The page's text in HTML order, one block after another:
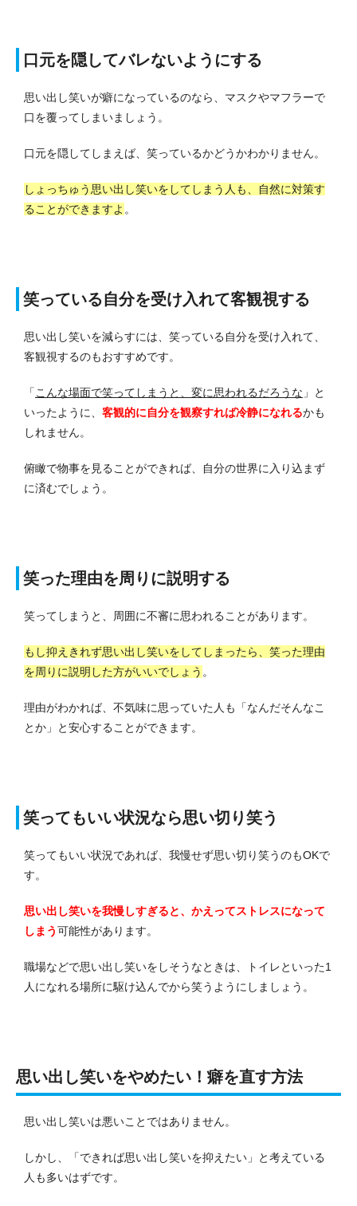
口元を隠してバレないようにする
思い出し笑いが癖になっているのなら、マスクやマフラーで
口を覆ってしまいましょう。
口元を隠してしまえば、笑っているかどうかわかりません。
しょっちゅう思い出し笑いをしてしまう人も、自然に対策す
ることができますよ 。
笑っている自分を受け入れて客観視する
思い出し笑いを減らすには、笑っている自分を受け入れて、
客観視するのもおすすめです。
「 こんな場面で笑ってしまうと、変に思われるだろうな 」と
いったように、 客観的に自分を観察すれば冷静になれるかも
しれません。
俯瞰で物事を見ることができれば、自分の世界に入り込まず
に済むでしょう。
笑った理由を周りに説明する
笑ってしまうと、周囲に不審に思われることがあります。
もし抑えきれず思い出し笑いをしてしまったら、笑った理由
を周りに説明した方がいいでしょう 。
理由がわかれば、不気味に思っていた人も「なんだそんなこ
とか」と安心することができます。
笑ってもいい状況なら思い切り笑う
笑ってもいい状況であれば、我慢せず思い切り笑うのもOKで
す。
思い出し笑いを我慢しすぎると、かえってストレスになって
しまう可能性があります。
職場などで思い出し笑いをしそうなときは、トイレといった1
人になれる場所に駆け込んでから笑うようにしましょう。
思い出し笑いをやめたい！癖を直す方法
思い出し笑いは悪いことではありません。
しかし、「できれば思い出し笑いを抑えたい」と考えている
人も多いはずです。